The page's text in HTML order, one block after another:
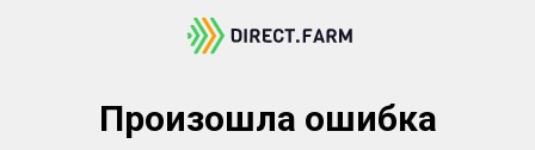
Произошла ошибка